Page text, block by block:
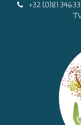
+32 (0)81